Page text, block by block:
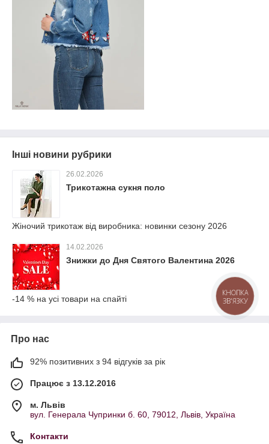
Інші новини рубрики
26.02.2026
Трикотажна сукня поло
Жіночий трикотаж від виробника: новинки сезону 2026
14.02.2026
Знижки до Дня Святого Валентина 2026
-14 % на усі товари на спайті
Про нас
92% позитивних з 94 відгуків за рік
Працює з 13.12.2016
м. Львів
вул. Генерала Чупринки б. 60, 79012, Львів, Україна
Контакти
КНОПКА
ЗВ'ЯЗКУ